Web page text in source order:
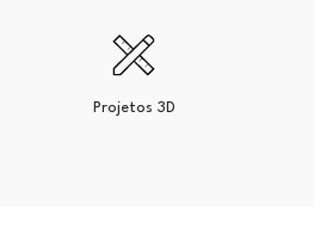
Projetos 3D